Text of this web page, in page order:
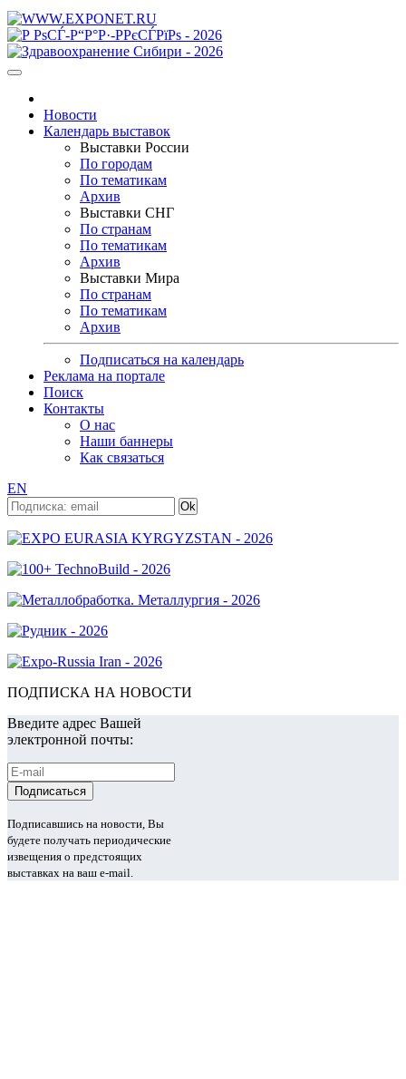
Новости
Календарь выставок
Выставки России
По городам
По тематикам
Архив
Выставки СНГ
По странам
По тематикам
Архив
Выставки Мира
По странам
По тематикам
Архив
Подписаться на календарь
Реклама на портале
Поиск
Контакты
О нас
Наши баннеры
Как связаться
EN
ПОДПИСКА НА НОВОСТИ
Введите адрес Вашей
электронной почты:
Подписавшись на новости, Вы
будете получать периодические
извещения о предстоящих
выставках на ваш e-mail.